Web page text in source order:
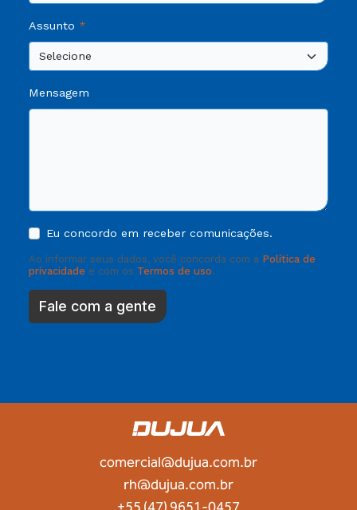
Assunto
Mensagem
Eu concordo em receber comunicações.
Ao informar seus dados, você concorda com a Política de
privacidade e com os Termos de uso.
Fale com a gente
comercial@dujua.com.br
rh@dujua.com.br